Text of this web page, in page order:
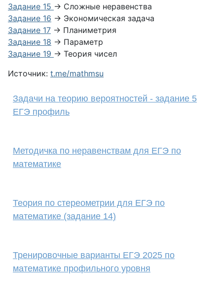
Задание 15 → Сложные неравенства
Задание 16 → Экономическая задача
Задание 17 → Планиметрия
Задание 18 → Параметр
Задание 19 → Теория чисел
Источник: t.me/mathmsu
Задачи на теорию вероятностей - задание 5
ЕГЭ профиль
Методичка по неравенствам для ЕГЭ по
математике
Теория по стереометрии для ЕГЭ по
математике (задание 14)
Тренировочные варианты ЕГЭ 2025 по
математике профильного уровня